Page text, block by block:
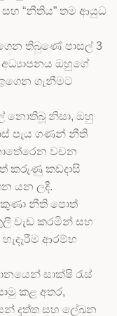
“නීතිය” තම ආයුධ
තිබුණේ පාසල් 3
ඔහුගේ
ගැනීමට
නොතිබූ නිසා, ඔහු
පැය ගණන් නීති
වචන
කරුණු කඩදාසි
යන ලදී.
නීති පොත්
වැඩ කරමින් සහ
ආරම්භ
සාක්ෂි රැස්
කළ අතර,
දත්ත සහ ලේඛන